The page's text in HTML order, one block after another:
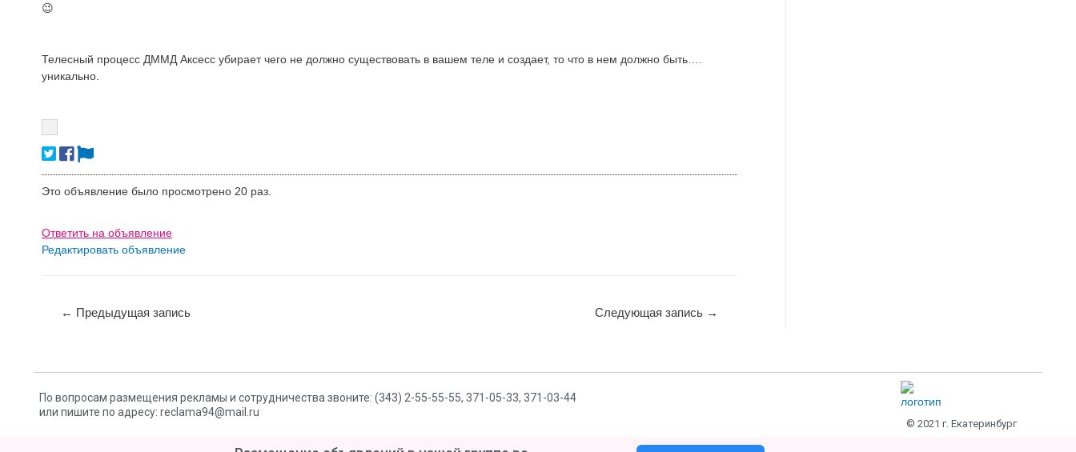
😉
Телесный процесс ДММД Аксесс убирает чего не должно существовать в вашем теле и создает, то что в нем должно быть….
уникально.
Это объявление было просмотрено 20 раз.
Ответить на объявление
Редактировать объявление
← Предыдущая запись Следующая запись →
По вопросам размещения рекламы и сотрудничества звоните: (343) 2-55-55-55, 371-05-33, 371-03-44
или пишите по адресу: reclama94@mail.ru
© 2021 г. Екатеринбург